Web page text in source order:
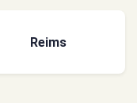
Reims